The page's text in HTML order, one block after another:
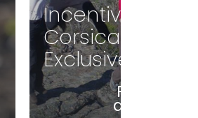
Incentive met
Corsica
Exclusive
Prijzen op
aanvraag